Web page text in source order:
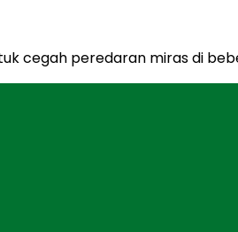
cegah peredaran miras di